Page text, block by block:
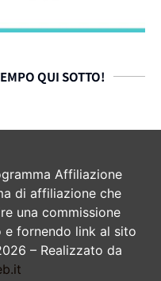
QUI SOTTO!
Affiliazione
di affiliazione che
una commissione
fornendo link al sito
– Realizzato da